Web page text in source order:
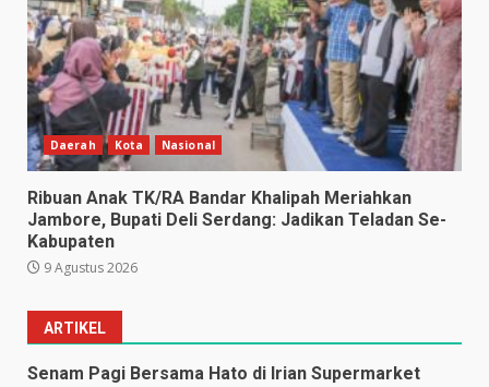
Daerah Kota Nasional
Ribuan Anak TK/RA Bandar Khalipah Meriahkan
Jambore, Bupati Deli Serdang: Jadikan Teladan Se-
Kabupaten
9 Agustus 2026
ARTIKEL
Senam Pagi Bersama Hato di Irian Supermarket